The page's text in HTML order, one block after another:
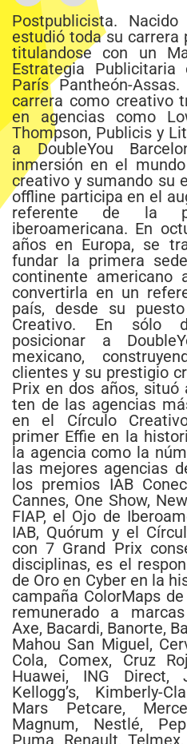
Postpublicista.
estudió toda su carrera
titulandose con un
Estrategia
París Pantheón-
carrera como creativo
en agencias como
Thompson, Publicis y
a DoubleYou
inmersión en el
creativo y sumando su
offline participa en el
referente de la
iberoamericana. En
años en Europa, se
fundar la primera
continente americano
convertirla en un
país, desde su
Creativo. En sólo
posicionar a
mexicano,
clientes y su prestigio
Prix en dos años, situó
ten de las agencias
en el Círculo
primer Effie en la
la agencia como la
las mejores agencias
los premios IAB
Cannes, One Show,
FIAP, el Ojo de
IAB, Quórum y el
con 7 Grand Prix
disciplinas, es el
de Oro en Cyber en la
campaña ColorMaps
remunerado a
Axe, Bacardi, Banorte,
Mahou San Miguel,
Cola, Comex, Cruz
Huawei, ING Direct,
Kellogg’s, Kimberly-
Mars Petcare,
Magnum, Nestlé,
Puma, Renault,